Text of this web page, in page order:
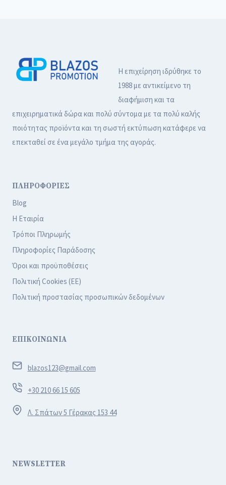
Η επιχείρηση ιδρύθηκε το
1988 με αντικείμενο τη
διαφήμιση και τα
επιχειρηματικά δώρα και πολύ σύντομα με τα πολύ καλής
ποιότητας προϊόντα και τη σωστή εκτύπωση κατάφερε να
επεκταθεί σε ένα μεγάλο τμήμα της αγοράς.
ΠΛΗΡΟΦΟΡΙΕΣ
Blog
Η Εταιρία
Τρόποι Πληρωμής
Πληροφορίες Παράδοσης
Όροι και προϋποθέσεις
Πολιτική Cookies (ΕΕ)
Πολιτική προστασίας προσωπικών δεδομένων
ΕΠΙΚΟΙΝΩΝΙΑ
blazos123@gmail.com
+30 210 66 15 605
Λ. Σπάτων 5 Γέρακας 153 44
NEWSLETTER